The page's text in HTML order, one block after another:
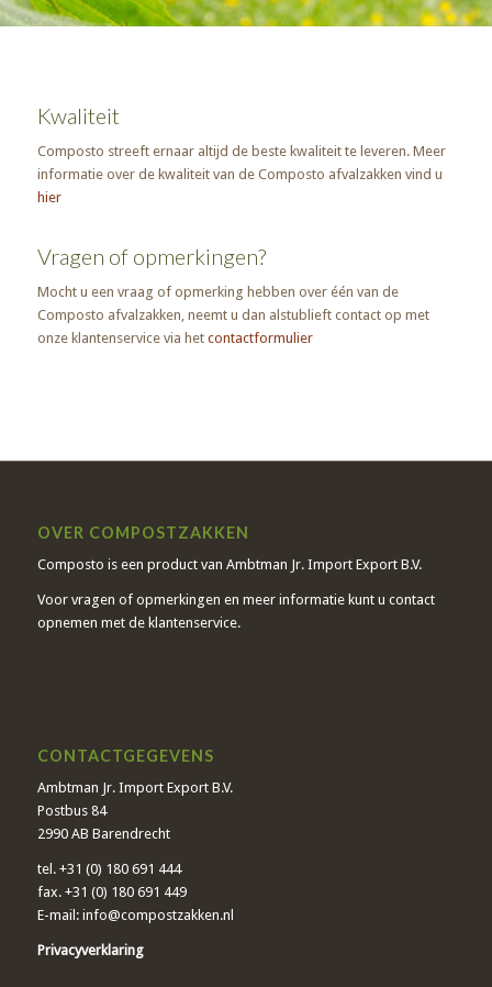
Kwaliteit
Composto streeft ernaar altijd de beste kwaliteit te leveren. Meer
informatie over de kwaliteit van de Composto afvalzakken vind u
hier
Vragen of opmerkingen?
Mocht u een vraag of opmerking hebben over één van de
Composto afvalzakken, neemt u dan alstublieft contact op met
onze klantenservice via het contactformulier
OVER COMPOSTZAKKEN
Composto is een product van Ambtman Jr. Import Export B.V.
Voor vragen of opmerkingen en meer informatie kunt u contact
opnemen met de klantenservice.
CONTACTGEGEVENS
Ambtman Jr. Import Export B.V.
Postbus 84
2990 AB Barendrecht
tel. +31 (0) 180 691 444
fax. +31 (0) 180 691 449
E-mail: info@compostzakken.nl
Privacyverklaring